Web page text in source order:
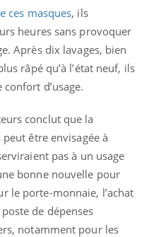
ces masques, ils
heures sans provoquer
Après dix lavages, bien
râpé qu’à l’état neuf, ils
d’usage.
conclut que la
être envisagée à
pas à un usage
bonne nouvelle pour
le porte-monnaie, l’achat
de dépenses
notamment pour les